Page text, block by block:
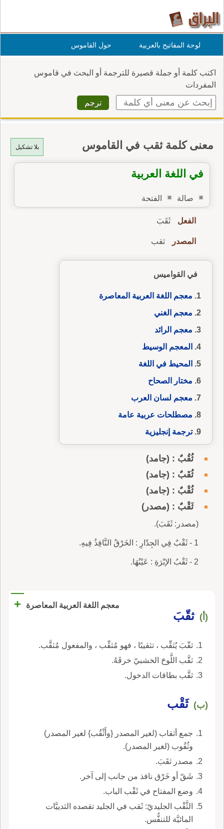
لوحة المفاتيح بالعربية حول القاموس
اكتب كلمة أو جملة قصيرة للترجمة أو البحث في قاموس
المفردات
بلا تشكيل معنى كلمة ثقب في القاموس
في اللغة العربية
صالة الفتحة
الفعل ثَقَبَ
المصدر ثقب
في القواميس
معجم اللغة العربية المعاصرة
معجم الغني
معجم الرائد
المعجم الوسيط
المحيط في اللغة
مختار الصحاح
معجم لسان العرب
مصطلحات عربية عامة
ترجمة إنجليزية
ثُقُبٌ : (جامد)
ثُقَبٌ : (جامد)
ثُقْبٌ : (جامد)
ثَقْبٌ : (مصدر)
(مصدر: ثَقَبَ).
1 - ثَقْبٌ فِي الجِدْارِ : الخَرْقُ النَّافِذُ فِيهِ.
2 - ثَقْبُ الإبْرَةِ : عَيْنُهَا.
معجم اللغة العربية المعاصرة +
(أ) ثقّبَ
ثقّبَ يُثقِّب ، تثقيبًا ، فهو مُثقِّب ، والمفعول مُثقَّب.
ثقَّب اللَّوحَ الخشبيّ خرقَهُ.
ثقَّب بطاقات الدخول.
(ب) ثَقْب
جمع أثقاب (لغير المصدر {وأَثْقُب} لغير المصدر)
وثُقُوب (لغير المصدر).
مصدر ثقَبَ.
شَقّ أو خَرْق نافذ من جانب إلى آخر.
وضع المفتاح في ثَقْب الباب.
الثَّقْب الجليديّ: ثَقب في الجليد تقصده الثدييَّات
المائيَّة للتنفُّس.